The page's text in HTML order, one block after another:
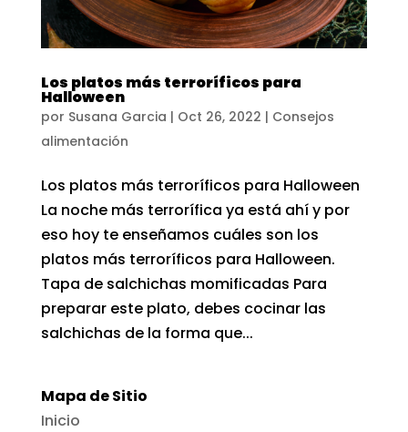
Los platos más terroríficos para
Halloween
por Susana Garcia | Oct 26, 2022 | Consejos
alimentación
Los platos más terroríficos para Halloween
La noche más terrorífica ya está ahí y por
eso hoy te enseñamos cuáles son los
platos más terroríficos para Halloween.
Tapa de salchichas momificadas Para
preparar este plato, debes cocinar las
salchichas de la forma que...
Mapa de Sitio
Inicio